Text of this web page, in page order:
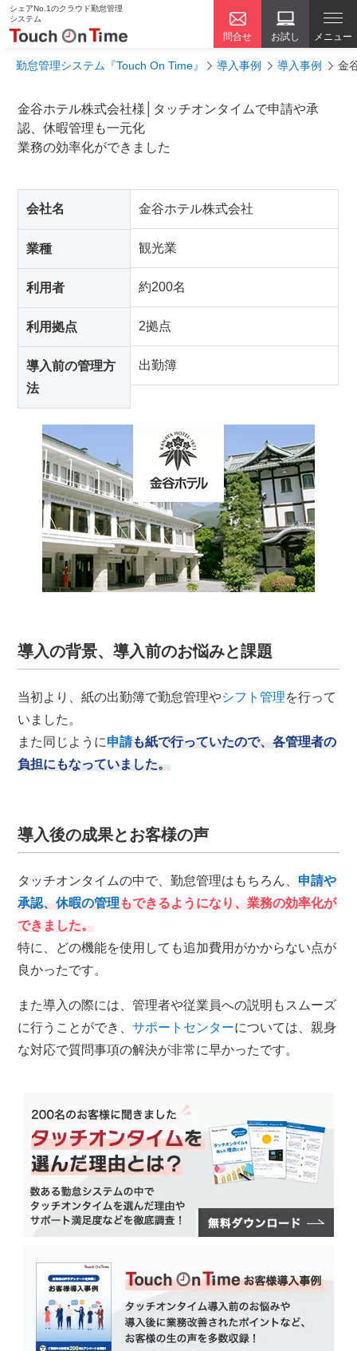
メニュー
シェアNo.1のクラウド勤怠管理
システム
問合せ お試し
勤怠管理システム『Touch On Time』 導入事例 導入事例 金
金谷ホテル株式会社様│タッチオンタイムで申請や承
認、休暇管理も一元化
業務の効率化ができました
会社名 金谷ホテル株式会社
業種 観光業
利用者 約200名
利用拠点 2拠点
導入前の管理方
法
出勤簿
導入の背景、導入前のお悩みと課題
当初より、紙の出勤簿で勤怠管理やシフト管理を行って
いました。
また同じように申請も紙で行っていたので、各管理者の
負担にもなっていました。
導入後の成果とお客様の声
タッチオンタイムの中で、勤怠管理はもちろん、 申請や
承認、休暇の管理もできるようになり、業務の効率化が
できました。
特に、どの機能を使用しても追加費用がかからない点が
良かったです。
また導入の際には、管理者や従業員への説明もスムーズ
に行うことができ、サポートセンターについては、親身
な対応で質問事項の解決が非常に早かったです。